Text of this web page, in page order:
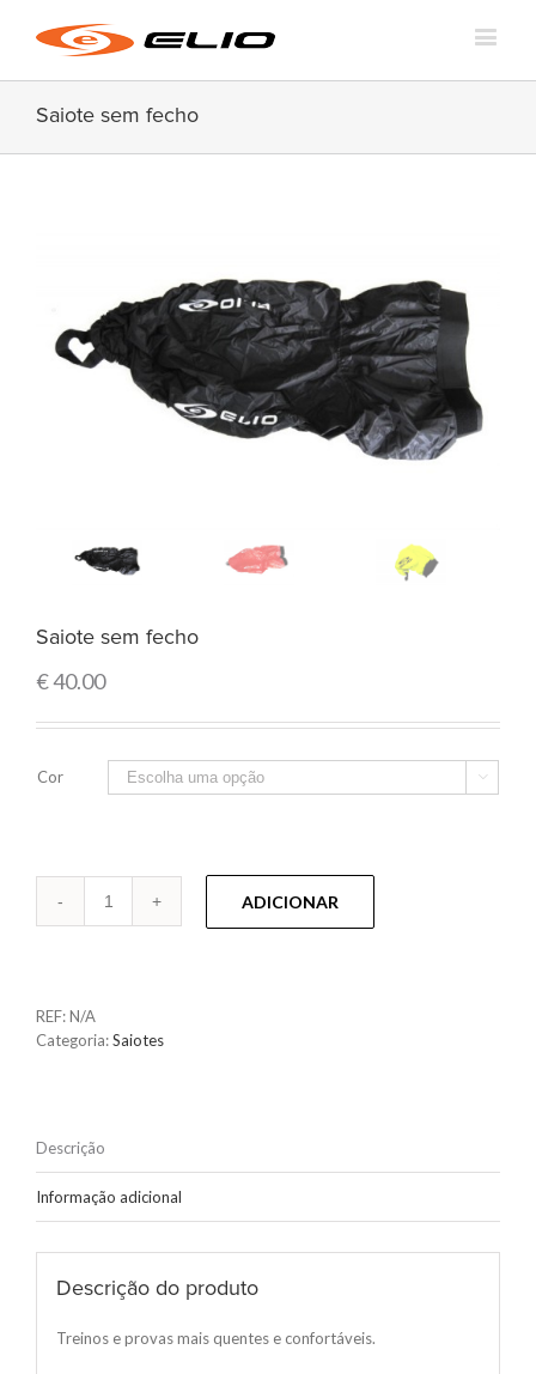
Saiote sem fecho
Saiote sem fecho
€40.00
Cor 
ADICIONAR
REF:N/A
Categoria:Saiotes
Descrição
Informação adicional
Descrição do produto
Treinos e provas mais quentes e confortáveis.